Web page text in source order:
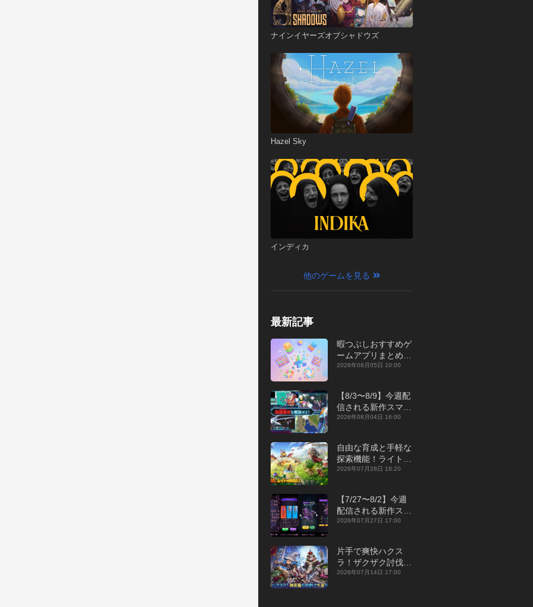
ナインイヤーズオブシャドウズ
Hazel Sky
インディカ
他のゲームを見る
最新記事
暇つぶしおすすめゲ
ームアプリまとめ｜
オフライン対応あり
2026年08月05日 10:00
【8/3〜8/9】今週配
信される新作スマホ
ゲームをまとめてお
2026年08月04日 16:00
自由な育成と手軽な
探索機能！ライトカ
ジュアルMMORPG
P】
2026年07月28日 18:20
【7/27〜8/2】今週
配信される新作スマ
ホゲームをまとめて
2026年07月27日 17:00
片手で爽快ハクス
ラ！ザクザク討伐し
て神装備を集める放
2026年07月14日 17:00